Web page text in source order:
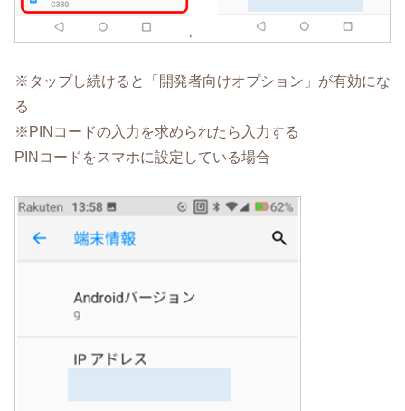
※タップし続けると「開発者向けオプション」が有効にな
る
※PINコードの入力を求められたら入力する
PINコードをスマホに設定している場合